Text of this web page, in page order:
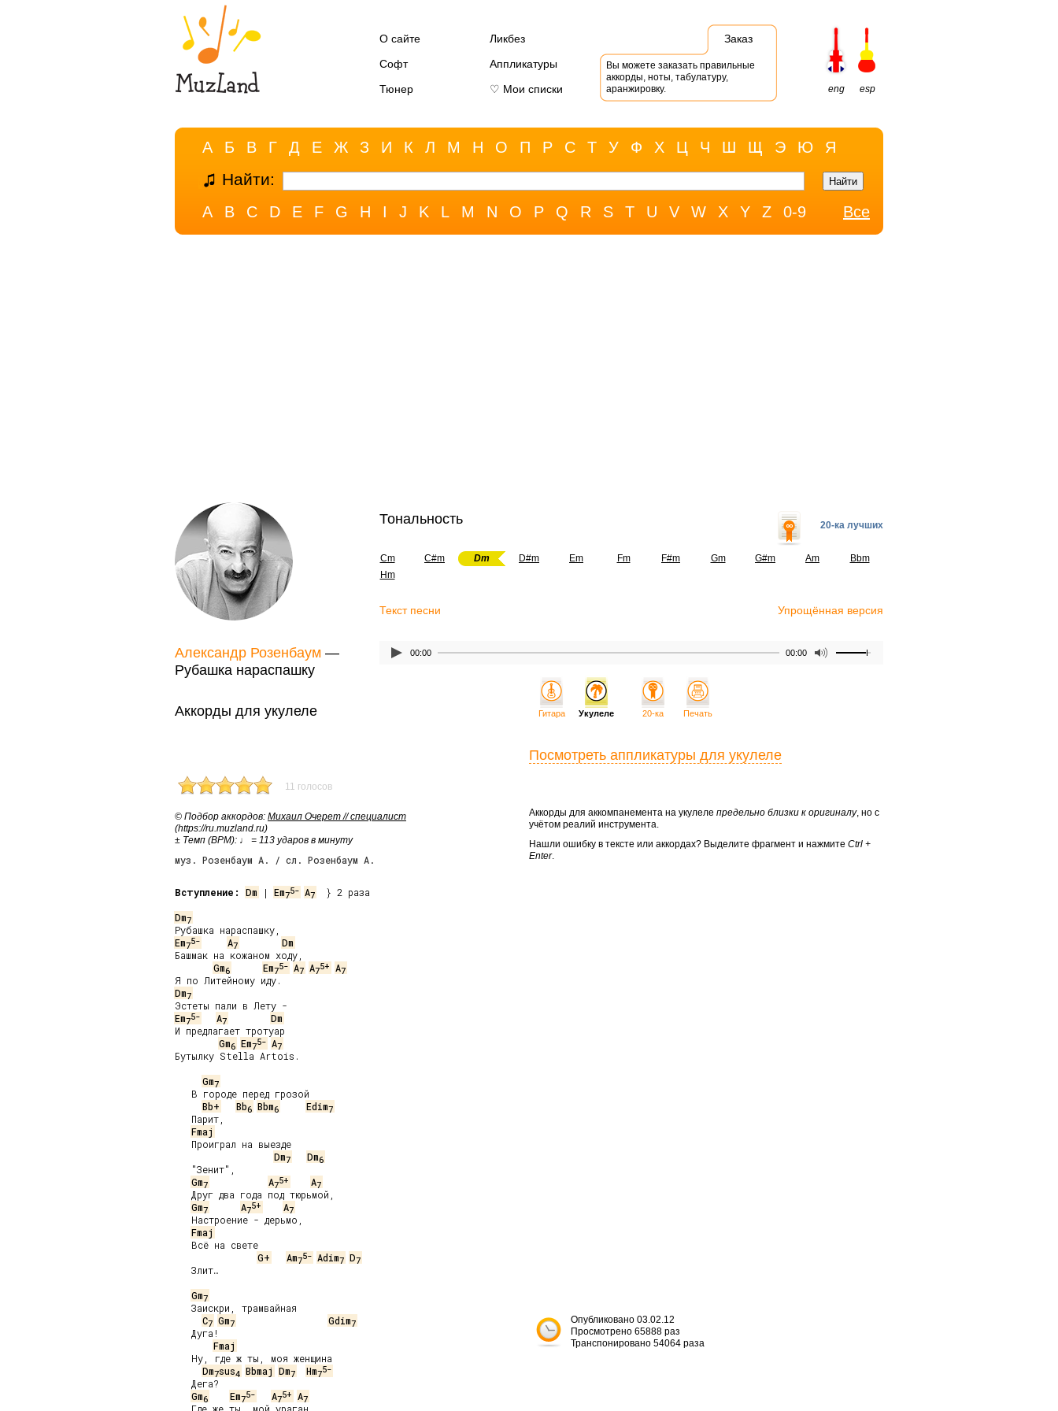
О сайте
Ликбез
Софт
Аппликатуры
Тюнер
♡ Мои списки
Заказ
Вы можете заказать правильные
аккорды, ноты, табулатуру,
аранжировку.
eng esp
А Б В Г Д Е Ж З И К Л М Н О П Р С Т У Ф Х Ц Ч Ш Щ Э Ю Я
Найти:
A B C D E F G H I J K L M N O P Q R S T U V W X Y Z 0-9 Все
Александр Розенбаум —
Рубашка нараспашку
Тональность 20-ка лучших
Cm C#m Dm D#m Em Fm F#m Gm G#m Am
Bbm
Hm
Текст песни Упрощённая версия
00:00 00:00
Аккорды для укулеле
11 голосов
© Подбор аккордов: Михаил Очерет // специалист
(https://ru.muzland.ru)
± Темп (BPM): ♩ = 113 ударов в минуту
муз. Розенбаум А. / сл. Розенбаум А.
Вступление: Dm | Em75- A7
  } 2 раза
Dm7
Em75- A7
Dm
Башмак на кожаном ходу,
Gm6 Em75- A7 A75+ A7
Dm7
Em75- A7
Dm
И предлагает тротуар
Gm6 Em75- A7
Бутылку Stella Artois.
Gm7
   В городе перед грозой
Bb+
Bb6 Bbm6 Edim7
   Парит,
Fmaj
   Проиграл на выезде
Dm7 Dm6
   "Зенит",
Gm7 A75+ A7
   Друг два года под тюрьмой,
Gm7 A75+ A7
   Настроение - дерьмо,
Fmaj
   Всё на свете
G+
Am75- Adim7 D7
   Злит…
Gm7
   Заискри, трамвайная
C7 Gm7 Gdim7
   Дуга!
Fmaj
   Ну, где ж ты, моя женщина
Dm7sus4 Bbmaj Dm7 Hm75-
   Дега?
Gm6 Em75- A75+ A7
Гитара Укулеле 20-ка Печать
Посмотреть аппликатуры для укулеле
Аккорды для аккомпанемента на укулеле предельно близки к оригиналу, но с
учётом реалий инструмента.
Нашли ошибку в тексте или аккордах? Выделите фрагмент и нажмите Ctrl +
Enter.
Опубликовано 03.02.12
Просмотрено 65888 раз
Транспонировано 54064 раза